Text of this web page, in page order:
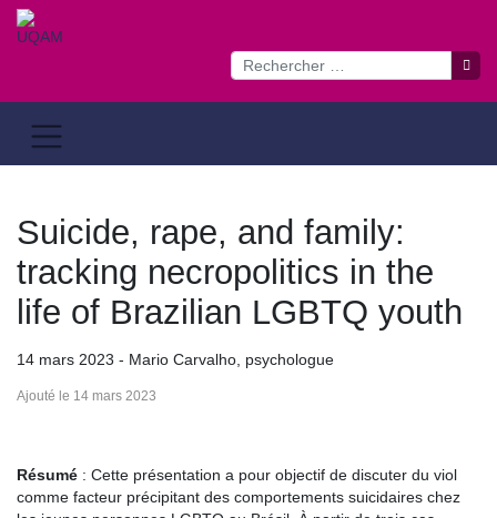
Passer
Suicide, rape, and family:
tracking necropolitics in the
life of Brazilian LGBTQ youth
14 mars 2023 - Mario Carvalho, psychologue
Ajouté le 14 mars 2023
Résumé : Cette présentation a pour objectif de discuter du viol
comme facteur précipitant des comportements suicidaires chez